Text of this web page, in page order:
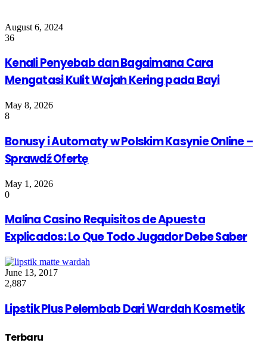
August 6, 2024
36
Kenali Penyebab dan Bagaimana Cara
Mengatasi Kulit Wajah Kering pada Bayi
May 8, 2026
8
Bonusy i Automaty w Polskim Kasynie Online –
Sprawdź Ofertę
May 1, 2026
0
Malina Casino Requisitos de Apuesta
Explicados: Lo Que Todo Jugador Debe Saber
June 13, 2017
2,887
Lipstik Plus Pelembab Dari Wardah Kosmetik
Terbaru